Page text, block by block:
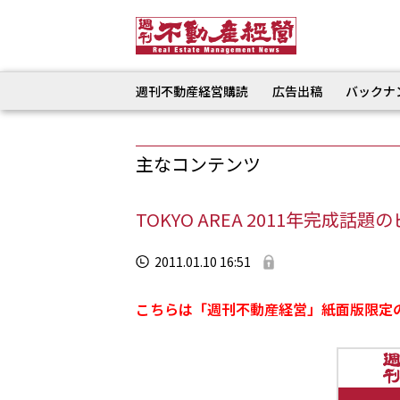
週刊不動産経営購読 広告出稿 バック
主なコンテンツ
TOKYO AREA 2011年完成話題の
2011.01.10 16:51
こちらは「週刊不動産経営」紙面版限定